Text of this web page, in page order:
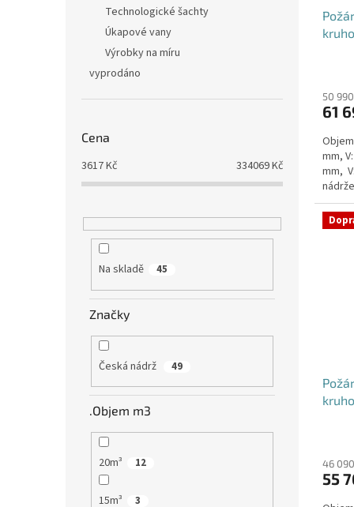
Technologické šachty
Úkapové vany
Výrobky na míru
vyprodáno
Cena
3617Kč 334069Kč
Na skladě 45
Značky
Česká nádrž 49
.Objem m3
20m³ 12
15m³ 3
50
61
mm,
mm,
nádrž
46
55